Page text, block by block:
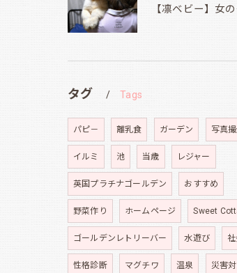
【凛ベビー】女
タグ Tags
パピ－ 離乳食 ガーデン 写真
イルミ 池 当歳 レジャー
英国プラチナゴールデン おすすめ
野菜作り ホームページ Sweet
ゴールデンレトリーバー 水遊び
性格診断 マグチワ 温泉 災害